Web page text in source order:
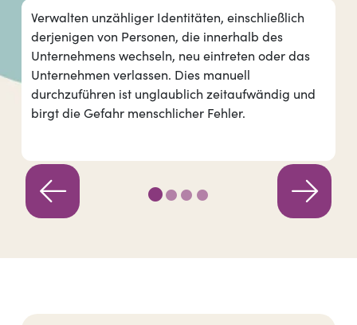
Verwalten unzähliger Identitäten, einschließlich
derjenigen von Personen, die innerhalb des
Unternehmens wechseln, neu eintreten oder das
Unternehmen verlassen. Dies manuell
durchzuführen ist unglaublich zeitaufwändig und
birgt die Gefahr menschlicher Fehler.